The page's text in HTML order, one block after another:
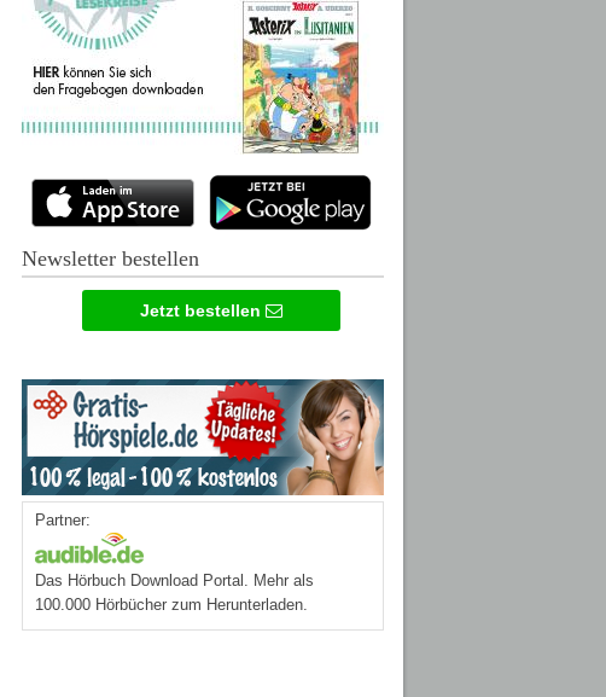
Newsletter bestellen
Jetzt bestellen
Partner:
Das Hörbuch Download Portal. Mehr als
100.000 Hörbücher zum Herunterladen.